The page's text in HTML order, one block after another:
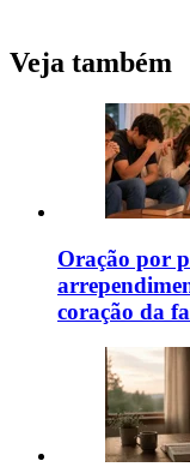
Veja também
Oração por
coração da